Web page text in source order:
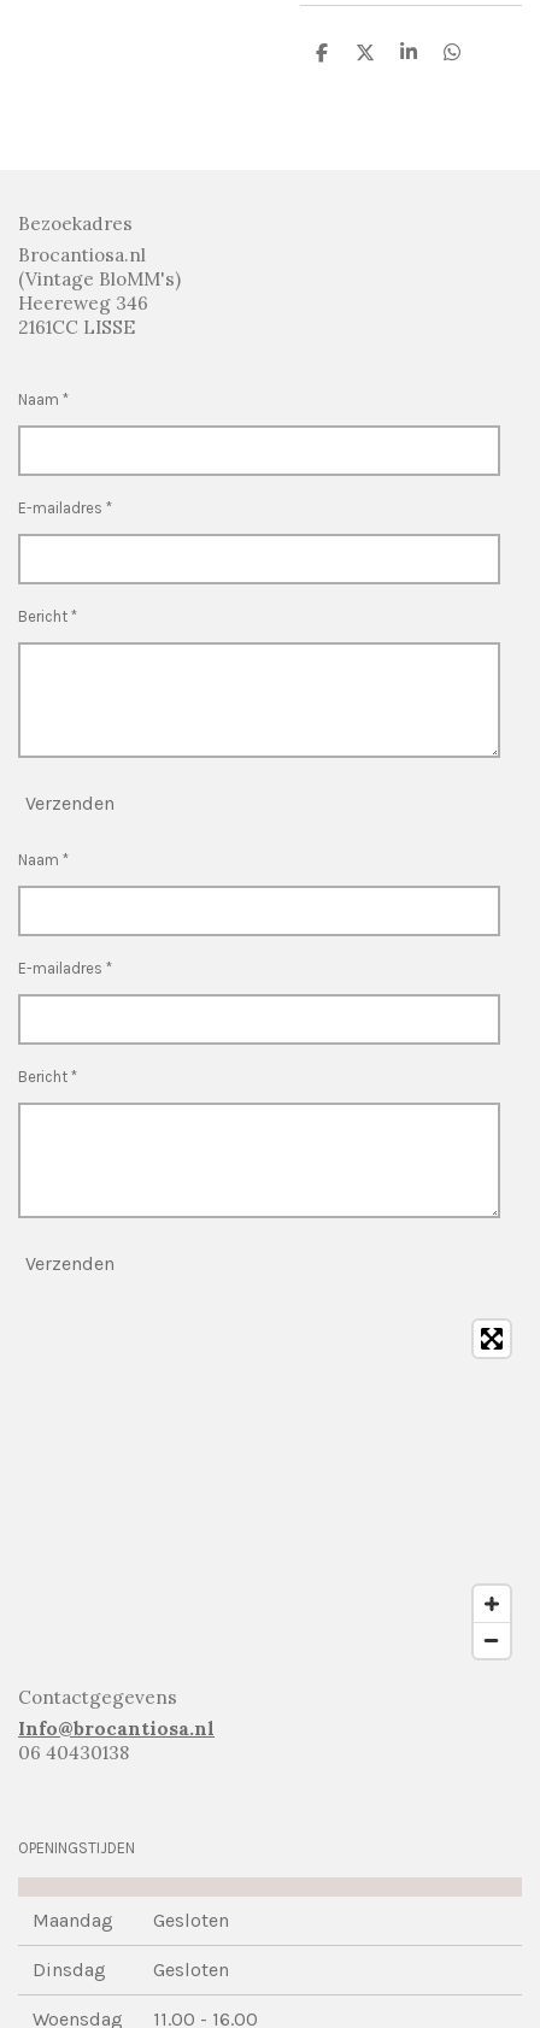
D
D
S
D
Bezoekadres
Brocantiosa.nl
(Vintage BloMM's)
Heereweg 346
2161CC LISSE
Naam *
E-mailadres *
Bericht *
Verzenden
Naam *
E-mailadres *
Bericht *
Verzenden
Contactgegevens
Info@brocantiosa.nl
06 40430138
OPENINGSTIJDEN
Maandag Gesloten
Dinsdag Gesloten
Woensdag 11.00 - 16.00